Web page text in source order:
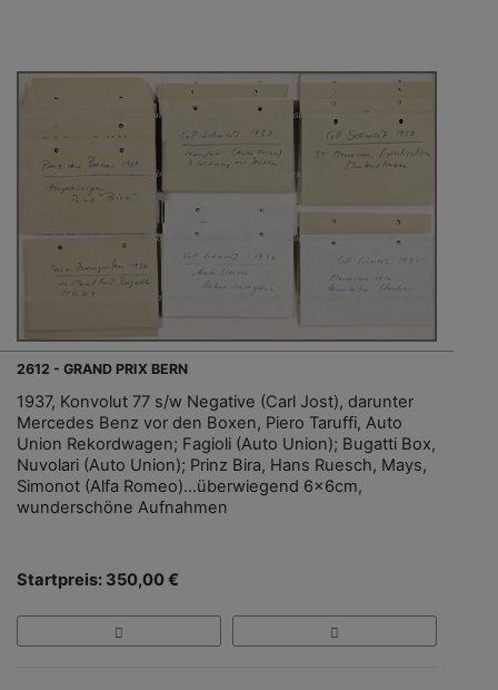
2612 - GRAND PRIX BERN
1937, Konvolut 77 s/w Negative (Carl Jost), darunter
Mercedes Benz vor den Boxen, Piero Taruffi, Auto
Union Rekordwagen; Fagioli (Auto Union); Bugatti Box,
Nuvolari (Auto Union); Prinz Bira, Hans Ruesch, Mays,
Simonot (Alfa Romeo)…überwiegend 6x6cm,
wunderschöne Aufnahmen
Startpreis: 350,00 €